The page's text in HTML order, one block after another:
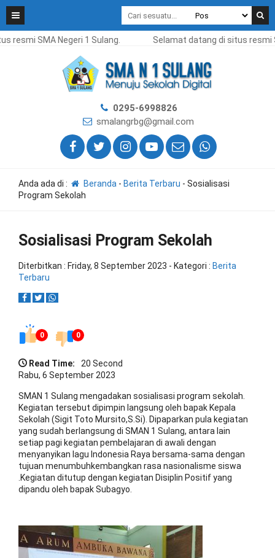
SMA Negeri 1 Sulang. Selamat datang di situs resmi
0295-6998826
smalangrbg@gmail.com
Anda ada di : Beranda - Berita Terbaru - Sosialisasi
Program Sekolah
Sosialisasi Program Sekolah
Diterbitkan : Friday, 8 September 2023 - Kategori : Berita
Terbaru
0 0
Read Time:
20 Second
Rabu, 6 September 2023
SMAN 1 Sulang mengadakan sosialisasi program sekolah.
Kegiatan tersebut dipimpin langsung oleh bapak Kepala
Sekolah (Sigit Toto Mursito,S.Si). Dipaparkan pula kegiatan
yang sudah berlangsung di SMAN 1 Sulang, antara lain
setiap pagi kegiatan pembelajaran di awali dengan
menyanyikan lagu Indonesia Raya bersama-sama dengan
tujuan menumbuhkembangkan rasa nasionalisme siswa
.Kegiatan ditutup dengan kegiatan Disiplin Positif yang
dipandu oleh bapak Subagyo.